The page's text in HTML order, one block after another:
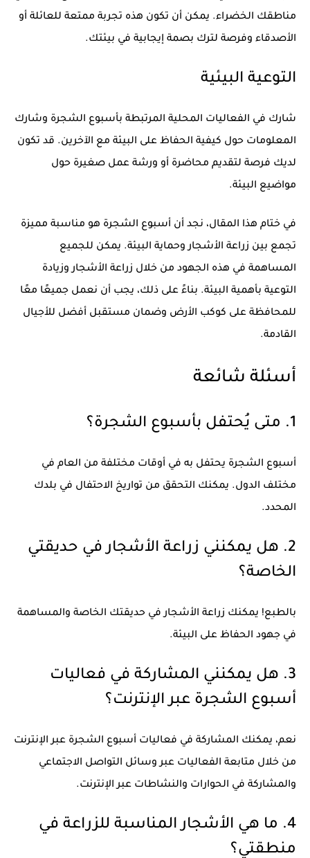
مناطقك الخضراء. يمكن أن تكون هذه تجربة ممتعة للعائلة أو
الأصدقاء وفرصة لترك بصمة إيجابية في بيئتك.
التوعية البيئية
شارك في الفعاليات المحلية المرتبطة بأسبوع الشجرة وشارك
المعلومات حول كيفية الحفاظ على البيئة مع الآخرين. قد تكون
لديك فرصة لتقديم محاضرة أو ورشة عمل صغيرة حول
مواضيع البيئة.
في ختام هذا المقال، نجد أن أسبوع الشجرة هو مناسبة مميزة
تجمع بين زراعة الأشجار وحماية البيئة. يمكن للجميع
المساهمة في هذه الجهود من خلال زراعة الأشجار وزيادة
التوعية بأهمية البيئة. بناءً على ذلك، يجب أن نعمل جميعًا معًا
للمحافظة على كوكب الأرض وضمان مستقبل أفضل للأجيال
القادمة.
أسئلة شائعة
1. متى يُحتفل بأسبوع الشجرة؟
أسبوع الشجرة يحتفل به في أوقات مختلفة من العام في
مختلف الدول. يمكنك التحقق من تواريخ الاحتفال في بلدك
المحدد.
2. هل يمكنني زراعة الأشجار في حديقتي
الخاصة؟
بالطبع! يمكنك زراعة الأشجار في حديقتك الخاصة والمساهمة
في جهود الحفاظ على البيئة.
3. هل يمكنني المشاركة في فعاليات
أسبوع الشجرة عبر الإنترنت؟
نعم، يمكنك المشاركة في فعاليات أسبوع الشجرة عبر الإنترنت
من خلال متابعة الفعاليات عبر وسائل التواصل الاجتماعي
والمشاركة في الحوارات والنشاطات عبر الإنترنت.
4. ما هي الأشجار المناسبة للزراعة في
منطقتي؟